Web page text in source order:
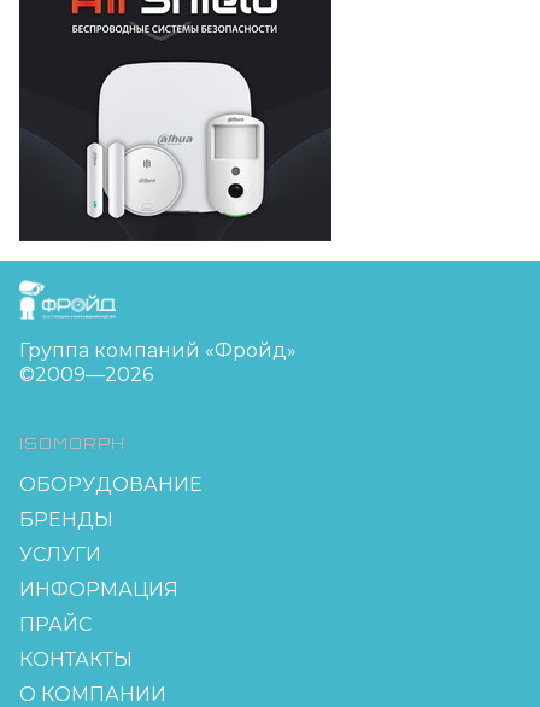
FreudGroup
Группа компаний «Фройд»
©2009—2026
ISOMORPH
ОБОРУДОВАНИЕ
БРЕНДЫ
УСЛУГИ
ИНФОРМАЦИЯ
ПРАЙС
КОНТАКТЫ
О КОМПАНИИ